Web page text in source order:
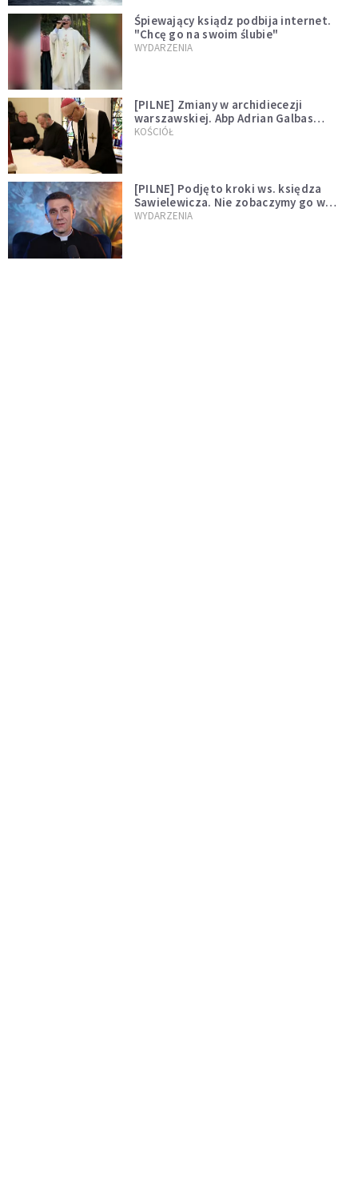
Śpiewający ksiądz podbija internet.
"Chcę go na swoim ślubie"
WYDARZENIA
[PILNE] Zmiany w archidiecezji
warszawskiej. Abp Adrian Galbas
wręczył dekrety nowym proboszczom
KOŚCIÓŁ
[PILNE] Podjęto kroki ws. księdza
Sawielewicza. Nie zobaczymy go w
mediach
WYDARZENIA